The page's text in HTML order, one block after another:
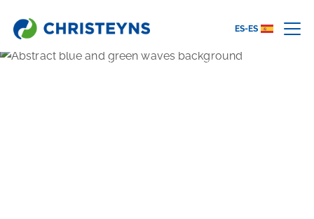
ES-ES
Home Academy
Limpieza profesional en el área de preparación